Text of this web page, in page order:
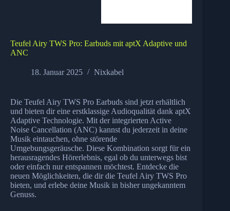
Teufel Airy TWS Pro: Earbuds mit aptX Adaptive und
ANC
18. Januar 2025 Nixkabel
Die Teufel Airy TWS Pro Earbuds sind jetzt erhältlich
und bieten dir eine erstklassige Audioqualität dank aptX
Adaptive Technologie. Mit der integrierten Active
Noise Cancellation (ANC) kannst du jederzeit in deine
Musik eintauchen, ohne störende
Umgebungsgeräusche. Diese Kombination sorgt für ein
herausragendes Hörerlebnis, egal ob du unterwegs bist
oder einfach nur entspannen möchtest. Entdecke die
neuen Möglichkeiten, die dir die Teufel Airy TWS Pro
bieten, und erlebe deine Musik in bisher ungekanntem
Genuss.